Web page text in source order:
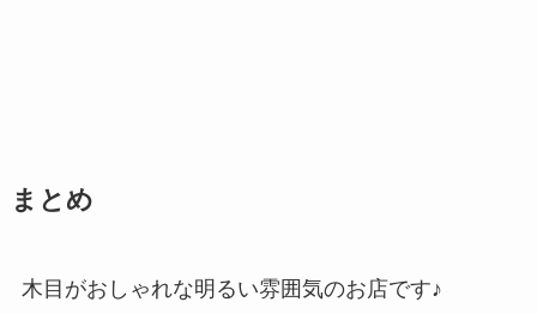
まとめ
木目がおしゃれな明るい雰囲気のお店です♪